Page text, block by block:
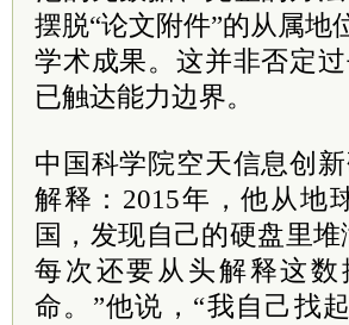
摆脱“论文附件”的从属
学术成果。这并非否定
已触达能力边界。
中国科学院空天信息创
解释：2015年，他从地
国，发现自己的硬盘里
每次还要从头解释这
命。”他说，“我自己找